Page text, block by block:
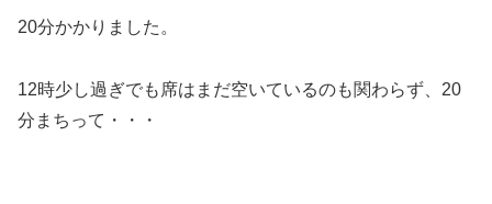
20分かかりました。
12時少し過ぎでも席はまだ空いているのも関わらず、20
分まちって・・・